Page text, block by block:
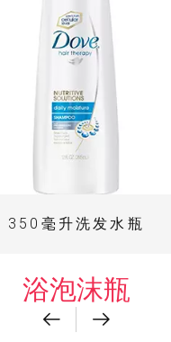
350毫升洗发水瓶
浴泡沫瓶